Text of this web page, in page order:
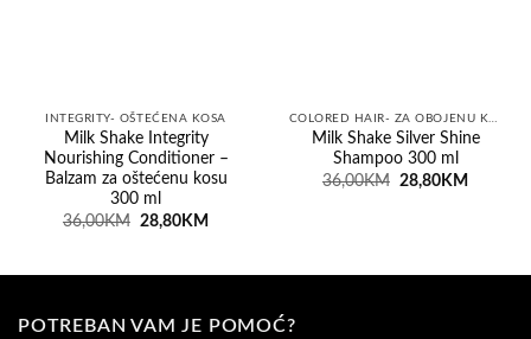
INTEGRITY- OŠTEĆENA KOSA
Milk Shake Integrity
Nourishing Conditioner –
Balzam za oštećenu kosu
300 ml
36,00KM
Original
28,80 KM
COLORED HAIR- ZA OBOJENU KOSU
Milk Shake Silver Shine
Shampoo 300 ml
36,00KM
Original
28,80 KM
POTREBAN VAM JE POMOĆ?